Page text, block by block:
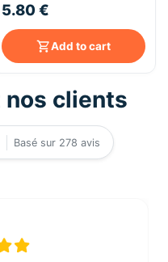
5.80 €
Add to cart
nos clients
Basé sur 278 avis